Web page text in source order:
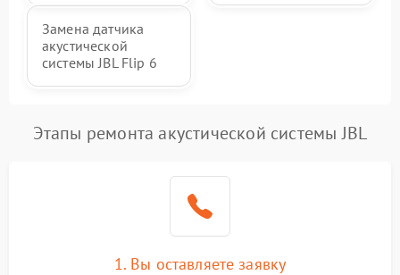
Замена датчика
акустической
системы JBL Flip 6
Этапы ремонта акустической системы JBL
1. Вы оставляете заявку